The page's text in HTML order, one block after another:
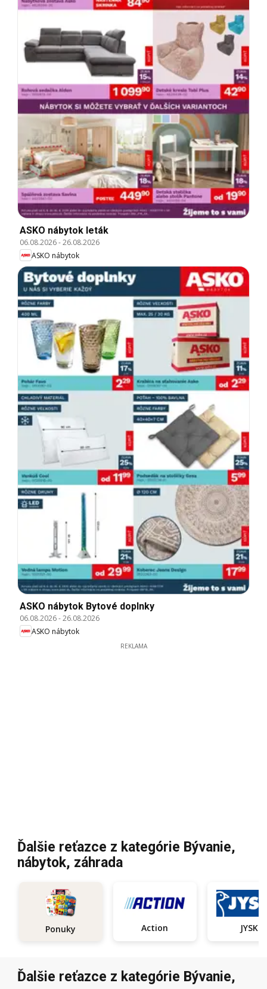
ASKO nábytok leták
06.08.2026-26.08.2026
ASKO nábytok
ASKO nábytok Bytové doplnky
06.08.2026-26.08.2026
ASKO nábytok
REKLAMA
Ďalšie reťazce z kategórie Bývanie,
nábytok, záhrada
Ponuky Action JYSK
Ďalšie reťazce z kategórie Bývanie,